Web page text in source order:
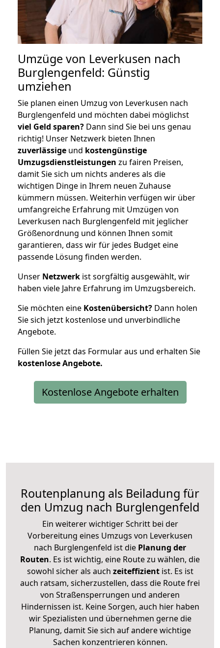
Umzüge von Leverkusen nach
Burglengenfeld: Günstig
umziehen
Sie planen einen Umzug von Leverkusen nach
Burglengenfeld und möchten dabei möglichst
viel Geld sparen? Dann sind Sie bei uns genau
richtig! Unser Netzwerk bieten Ihnen
zuverlässige und kostengünstige
Umzugsdienstleistungen zu fairen Preisen,
damit Sie sich um nichts anderes als die
wichtigen Dinge in Ihrem neuen Zuhause
kümmern müssen. Weiterhin verfügen wir über
umfangreiche Erfahrung mit Umzügen von
Leverkusen nach Burglengenfeld mit jeglicher
Größenordnung und können Ihnen somit
garantieren, dass wir für jedes Budget eine
passende Lösung finden werden.
Unser Netzwerk ist sorgfältig ausgewählt, wir
haben viele Jahre Erfahrung im Umzugsbereich.
Sie möchten eine Kostenübersicht? Dann holen
Sie sich jetzt kostenlose und unverbindliche
Angebote.
Füllen Sie jetzt das Formular aus und erhalten Sie
kostenloseAngebote.
Kostenlose Angebote erhalten
Routenplanung als Beiladung für
den Umzug nach Burglengenfeld
Ein weiterer wichtiger Schritt bei der
Vorbereitung eines Umzugs von Leverkusen
nach Burglengenfeld ist die Planung der
Routen. Es ist wichtig, eine Route zu wählen, die
sowohl sicher als auch zeiteffizientist. Es ist
auch ratsam, sicherzustellen, dass die Route frei
von Straßensperrungen und anderen
Hindernissen ist. Keine Sorgen, auch hier haben
wir Spezialisten und übernehmen gerne die
Planung, damit Sie sich auf andere wichtige
Sachen konzentrieren können.